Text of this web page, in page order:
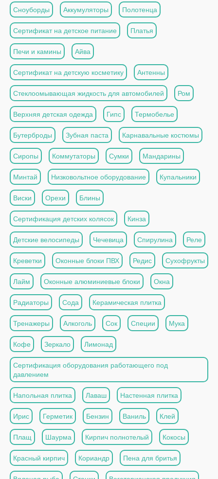
Сноуборды Аккумуляторы Полотенца
Сертификат на детское питание Платья
Печи и камины Айва
Сертификат на детскую косметику Антенны
Стеклоомывающая жидкость для автомобилей Ром
Верхняя детская одежда Гипс Термобелье
Бутерброды Зубная паста Карнавальные костюмы
Сиропы Коммутаторы Сумки Мандарины
Минтай Низковольтное оборудование Купальники
Виски Орехи Блины
Сертификация детских колясок Кинза
Детские велосипеды Чечевица Спирулина Реле
Креветки Оконные блоки ПВХ Редис Сухофрукты
Лайм Оконные алюминиевые блоки Окна
Радиаторы Сода Керамическая плитка
Тренажеры Алкоголь Сок Специи Мука
Кофе Зеркало Лимонад
Сертификация оборудования работающего под
давлением
Напольная плитка Лаваш Настенная плитка
Ирис Герметик Бензин Ваниль Клей
Плащ Шаурма Кирпич полнотелый Кокосы
Красный кирпич Кориандр Пена для бритья